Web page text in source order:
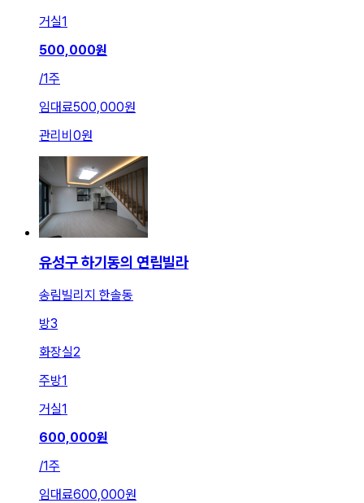
거실1
500,000원
/1주
임대료500,000원
관리비 0원
유성구 하기동의 연립빌라
송림빌리지 한솔동
방3
화장실2
주방1
거실1
600,000원
/1주
임대료600,000원